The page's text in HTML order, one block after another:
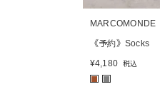
MARCOMONDE
《予約》Socks
¥4,180 税込
■ ■